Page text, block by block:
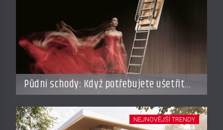
Půdní schody: Když potřebujete ušetřit
místo, ale nechcete dělat kompromisy
NEJNOVĚJŠÍ TRENDY